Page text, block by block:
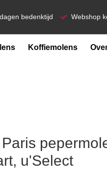
bedenktijd Webshop
Koffiemolens
u'Select